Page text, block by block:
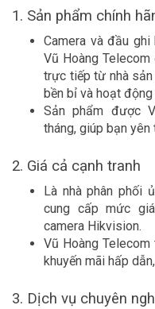
1. Sản phẩm chính
Camera và đầu
Vũ Hoàng Telecom
trực tiếp từ nhà
bền bỉ và hoạt động
Sản phẩm được
tháng, giúp bạn
2. Giá cả cạnh tranh
Là nhà phân phối
cung cấp mức
camera Hikvision.
Vũ Hoàng
khuyến mãi hấp
3. Dịch vụ chuyên